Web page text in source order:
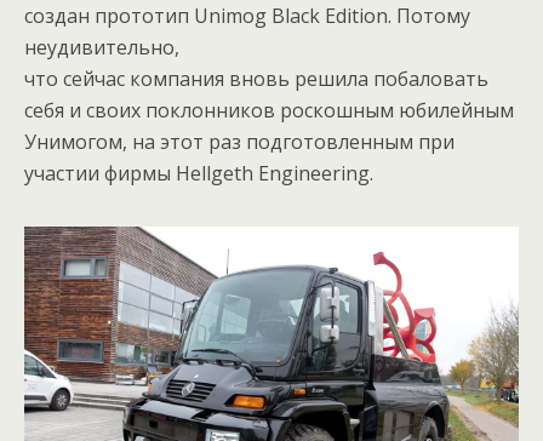
создан прототип Unimog Black Edition. Потому
неудивительно,
что сейчас компания вновь решила побаловать
себя и своих поклонников роскошным юбилейным
Унимогом, на этот раз подготовленным при
участии фирмы Hellgeth Engineering.